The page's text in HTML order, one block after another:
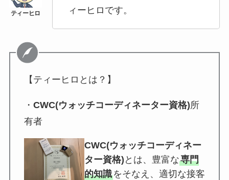
ィーヒロです。
【ティーヒロとは？】
・ CWC(ウォッチコーディネーター資格)所
有者
CWC(ウォッチコーディネー
ター資格) とは、豊富な専門
的知識をそなえ、適切な接客